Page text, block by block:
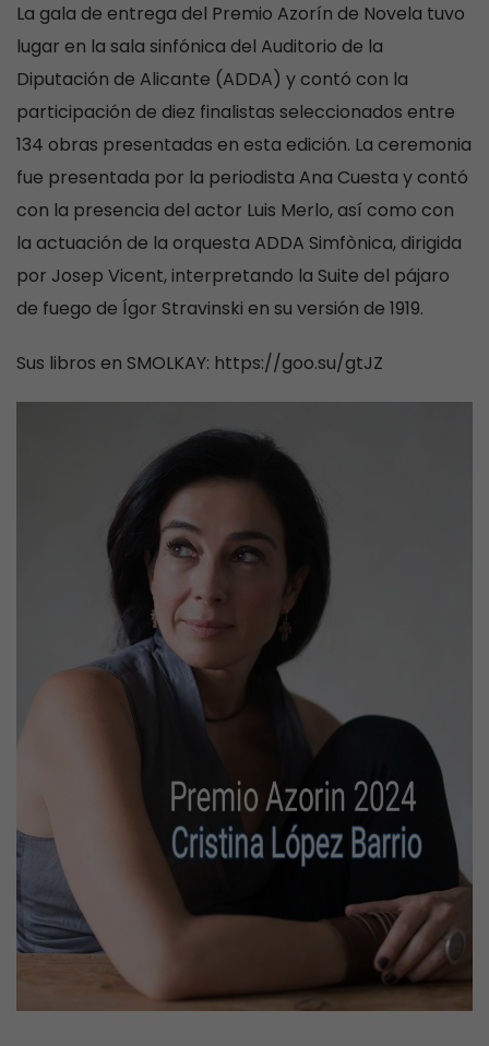
La gala de entrega del Premio Azorín de Novela tuvo
lugar en la sala sinfónica del Auditorio de la
Diputación de Alicante (ADDA) y contó con la
participación de diez finalistas seleccionados entre
134 obras presentadas en esta edición. La ceremonia
fue presentada por la periodista Ana Cuesta y contó
con la presencia del actor Luis Merlo, así como con
la actuación de la orquesta ADDA Simfònica, dirigida
por Josep Vicent, interpretando la Suite del pájaro
de fuego de Ígor Stravinski en su versión de 1919.
Sus libros en SMOLKAY: https://goo.su/gtJZ